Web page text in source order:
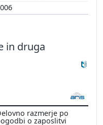
in druga
razmerje po
o zaposlitvi